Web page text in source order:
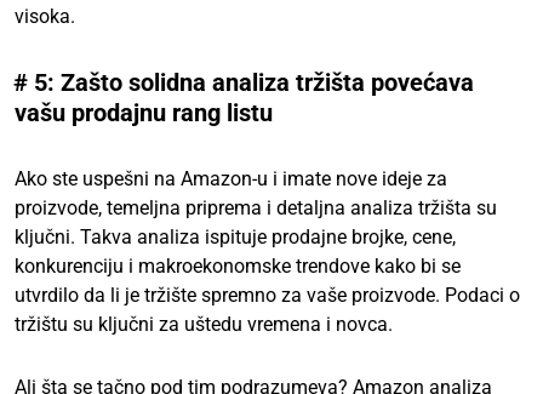
visoka.
# 5: Zašto solidna analiza tržišta povećava
vašu prodajnu rang listu
Ako ste uspešni na Amazon-u i imate nove ideje za
proizvode, temeljna priprema i detaljna analiza tržišta su
ključni. Takva analiza ispituje prodajne brojke, cene,
konkurenciju i makroekonomske trendove kako bi se
utvrdilo da li je tržište spremno za vaše proizvode. Podaci o
tržištu su ključni za uštedu vremena i novca.
Ali šta se tačno pod tim podrazumeva? Amazon analiza